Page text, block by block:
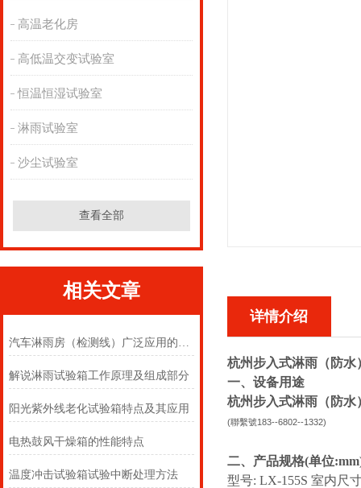
高温老化房
高低温交变试验室
恒温恒湿试验室
淋雨试验室
沙尘试验室
查看全部
相关文章
汽车淋雨房（检测线）广泛应用的必然性
解说淋雨试验箱工作原理及组成部分
阳光紫外线老化试验箱特点及其应用
电热鼓风干燥箱的性能特点
温度冲击试验箱试验中断处理方法
详情介绍
杭州步入式淋雨（防水
一、设备用途
杭州步入式淋雨（防
(聯繫號183--6802--1332)
二、产品规格(单位
型号: LX-155S 室内尺